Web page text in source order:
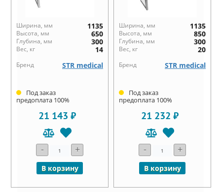
Ширина, мм 1135
Высота, мм 650
Глубина, мм 300
Вес, кг 14
Бренд STR medical
Под заказ
предоплата 100%
21 143 ₽
- +
В корзину
Ширина, мм 1135
Высота, мм 850
Глубина, мм 300
Вес, кг 20
Бренд STR medical
Под заказ
предоплата 100%
21 232 ₽
- +
В корзину